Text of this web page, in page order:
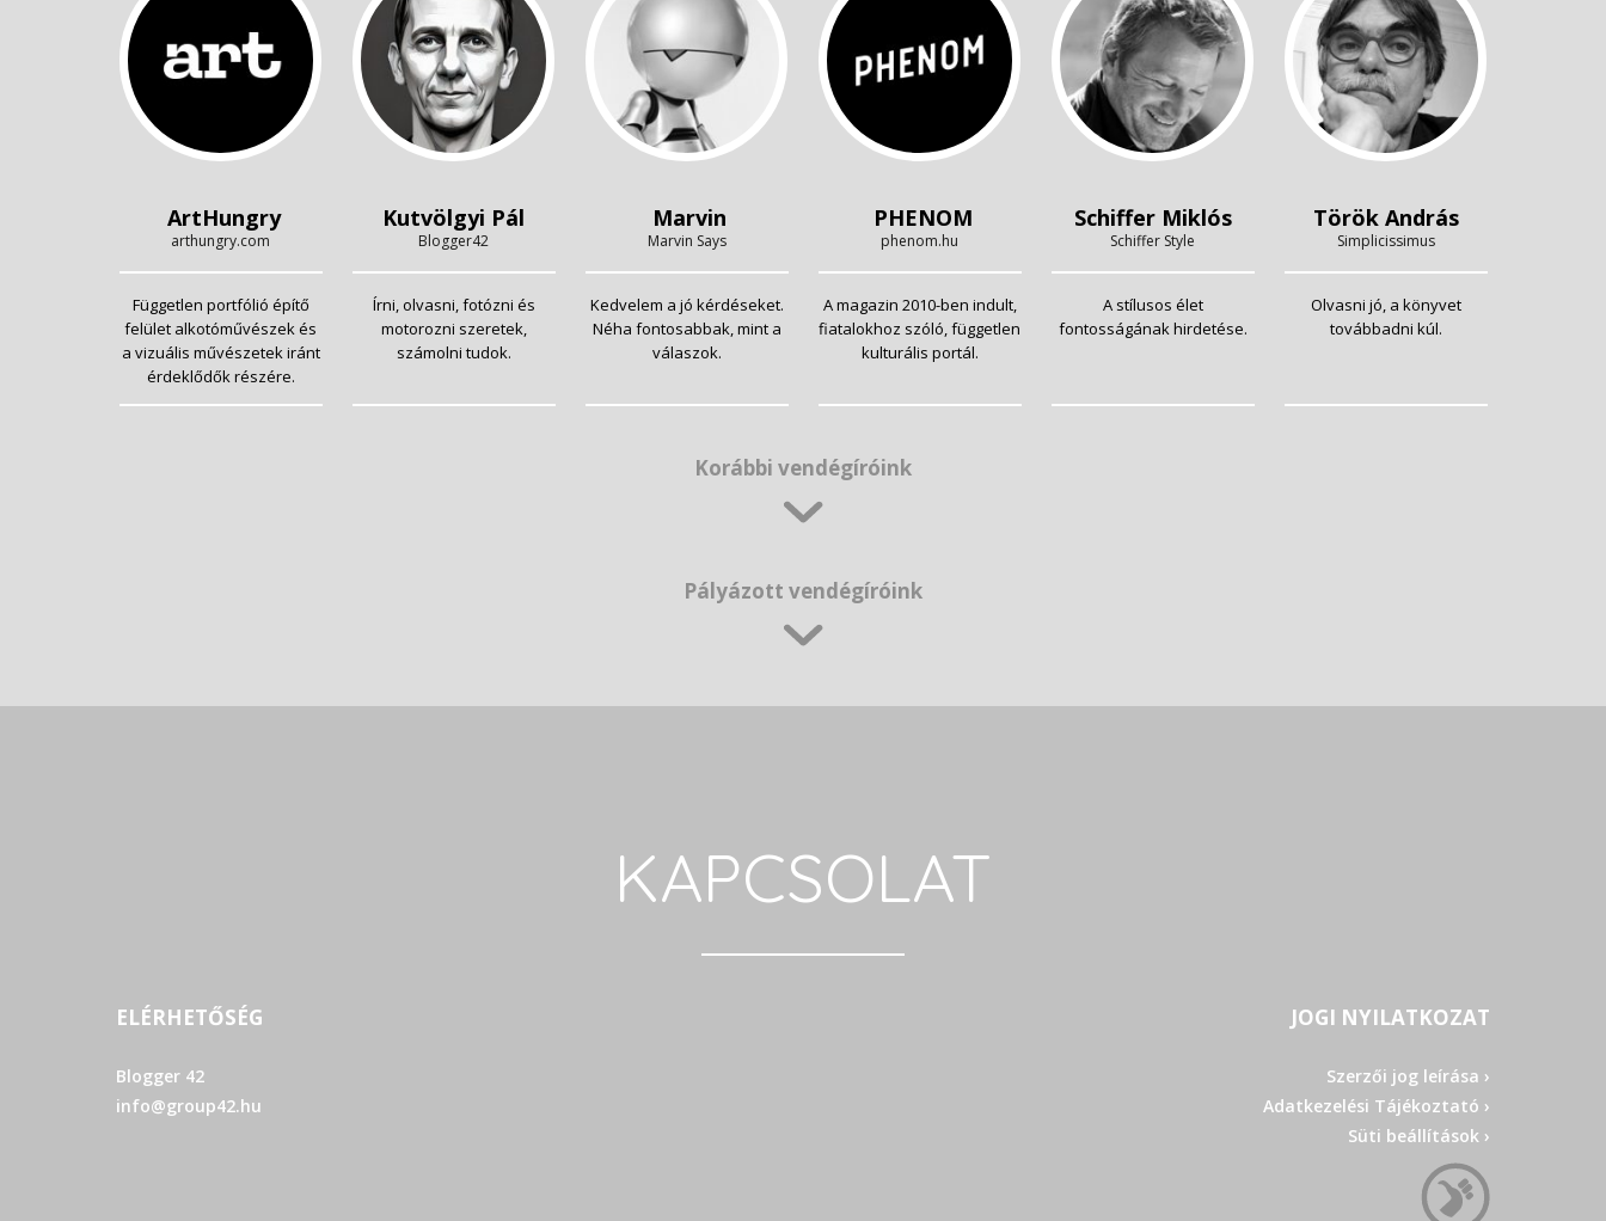
ArtHungry
arthungry.com
Független portfólió építő
felület alkotóművészek és
a vizuális művészetek iránt
érdeklődők részére.
Kutvölgyi Pál
Blogger42
Írni, olvasni, fotózni és
motorozni szeretek,
számolni tudok.
Marvin
Marvin Says
Kedvelem a jó kérdéseket.
Néha fontosabbak, mint a
válaszok.
PHENOM
phenom.hu
A magazin 2010-ben indult,
fiatalokhoz szóló, független
kulturális portál.
Schiffer Miklós
Schiffer Style
A stílusos élet
fontosságának hirdetése.
Török András
Simplicissimus
Olvasni jó, a könyvet
továbbadni kúl.
Korábbi vendégíróink
Pályázott vendégíróink
KAPCSOLAT
ELÉRHETŐSÉG
Blogger 42
info@group42.hu
JOGI NYILATKOZAT
Szerzői jog leírása ›
Adatkezelési Tájékoztató ›
Süti beállítások ›